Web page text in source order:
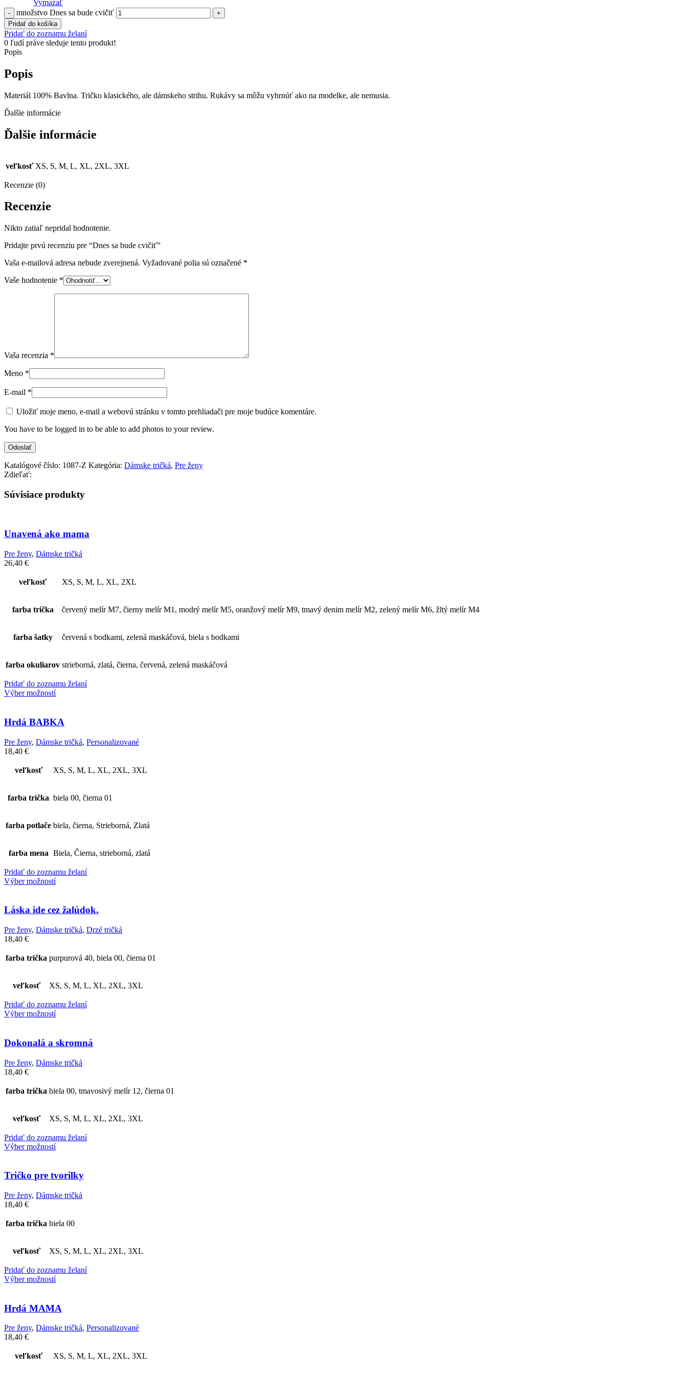
Vymazať
množstvo Dnes sa bude cvičiť
Pridať do košíka
Pridať do zoznamu želaní
0 ľudí práve sleduje tento produkt!
Popis
Popis
Materiál 100% Bavlna. Tričko klasického, ale dámskeho strihu. Rukávy sa môžu vyhrnúť ako na modelke, ale nemusia.
Ďalšie informácie
Ďalšie informácie
veľkosť XS, S, M, L, XL, 2XL, 3XL
Recenzie (0)
Recenzie
Nikto zatiaľ nepridal hodnotenie.
Pridajte prvú recenziu pre “Dnes sa bude cvičiť”
Vaša e-mailová adresa nebude zverejnená. Vyžadované polia sú označené *
Vaše hodnotenie *
Vaša recenzia *
Meno *
E-mail *
Uložiť moje meno, e-mail a webovú stránku v tomto prehliadači pre moje budúce komentáre.
You have to be logged in to be able to add photos to your review.
Katalógové číslo: 1087-Z Kategória: Dámske tričká, Pre ženy
Zdieľať:
Súvisiace produkty
Unavená ako mama
Pre ženy, Dámske tričká
26,40 €
veľkosť XS, S, M, L, XL, 2XL
farba trička červený melír M7, čierny melír M1, modrý melír M5, oranžový melír M9, tmavý denim melír M2, zelený melír M6, žltý melír M4
farba šatky červená s bodkami, zelená maskáčová, biela s bodkami
farba okuliarov strieborná, zlatá, čierna, červená, zelená maskáčová
Pridať do zoznamu želaní
Výber možností
Hrdá BABKA
Pre ženy, Dámske tričká, Personalizované
18,40 €
veľkosť XS, S, M, L, XL, 2XL, 3XL
farba trička biela 00, čierna 01
farba potlače biela, čierna, Strieborná, Zlatá
farba mena Biela, Čierna, strieborná, zlatá
Pridať do zoznamu želaní
Výber možností
Láska ide cez žalúdok.
Pre ženy, Dámske tričká, Drzé tričká
18,40 €
farba trička purpurová 40, biela 00, čierna 01
veľkosť XS, S, M, L, XL, 2XL, 3XL
Pridať do zoznamu želaní
Výber možností
Dokonalá a skromná
Pre ženy, Dámske tričká
18,40 €
farba trička biela 00, tmavosivý melír 12, čierna 01
veľkosť XS, S, M, L, XL, 2XL, 3XL
Pridať do zoznamu želaní
Výber možností
Tričko pre tvorilky
Pre ženy, Dámske tričká
18,40 €
farba trička biela 00
veľkosť XS, S, M, L, XL, 2XL, 3XL
Pridať do zoznamu želaní
Výber možností
Hrdá MAMA
Pre ženy, Dámske tričká, Personalizované
18,40 €
veľkosť XS, S, M, L, XL, 2XL, 3XL